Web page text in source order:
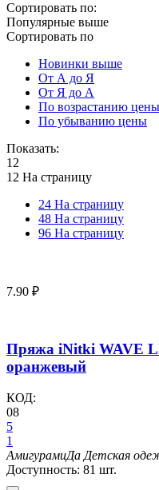
Сортировать по:
Популярные выше
Сортировать по
Новинки выше
От А до Я
От Я до А
По возрастанию цены
По убыванию цены
Показать:
12
12 На страницу
24 На страницу
48 На страницу
96 На страницу
7.90 ₽
Пряжа iNitki WAVE
оранжевый
КОД:
08
5
1
АмигурамиДа Детская
Доступность: 81 шт.